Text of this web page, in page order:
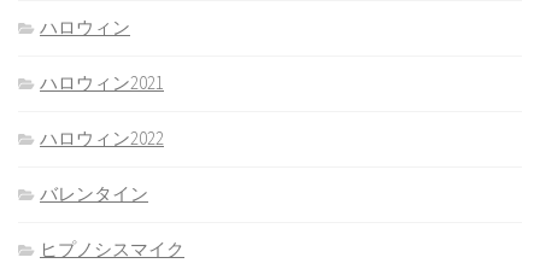
ハロウィン
ハロウィン2021
ハロウィン2022
バレンタイン
ヒプノシスマイク